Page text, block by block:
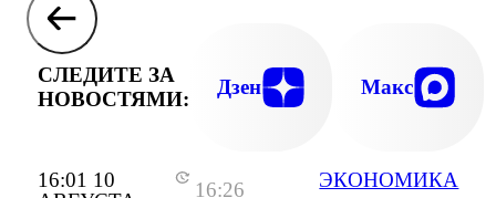
16:01 10
16:26
ЭКОНОМИКА
СЛЕДИТЕ ЗА
НОВОСТЯМИ:
Дзен Макс